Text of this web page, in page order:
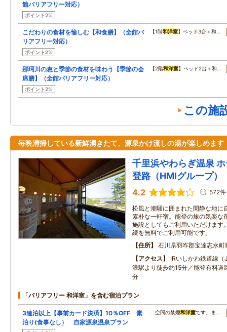
館バリアフリー対応）
ポイント2%
こだわりの食材を愉しむ【和食膳】（全館バ
リアフリー対応）
ポイント2%
【1階和洋室】ベッド3台＋和…
那珂川の恵と季節の食材を味わう【季節の会
席膳】（全館バリアフリー対応）
ポイント2%
【2階和洋室】ベッド2台＋和…
この施
毎晩清掃している新鮮湧きたて、源泉かけ流しの湯が楽しめます
千里浜やわらぎ温泉
登路（HMIグループ）
4.2 572件
松風と潮騒に囲まれた閑静な地に
素朴な一軒宿。能登の旅の気楽な
施設としてもご利用いただけま
続を無料でご利用可能です。
住所
石川県羽咋郡宝達志水
アクセス
IRいしかわ鉄道線
浪駅より徒歩約15分／能登有料道
分
「バリアフリー 和洋室」を含む宿泊プラン
3連泊以上【事前カード決済】10％OFF 素
泊り(食事なし） 自家源泉温泉プラン
…空間の禁煙和洋室です。ま…